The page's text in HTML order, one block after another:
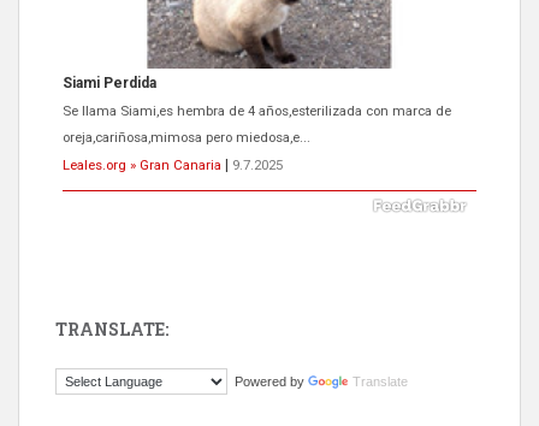
Siami Perdida
Se llama Siami,es hembra de 4 años,esterilizada con marca de
oreja,cariñosa,mimosa pero miedosa,e...
Leales.org » Gran Canaria
9.7.2025
El ayuntamiento se va a llevar a Los Gatos callejeros de la zona los
TRANSLATE:
Powered by Translate